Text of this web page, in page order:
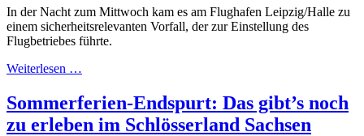
In der Nacht zum Mittwoch kam es am Flughafen Leipzig/Halle zu
einem sicherheitsrelevanten Vorfall, der zur Einstellung des
Flugbetriebes führte.
Weiterlesen …
Sommerferien-Endspurt: Das gibt’s noch
zu erleben im Schlösserland Sachsen